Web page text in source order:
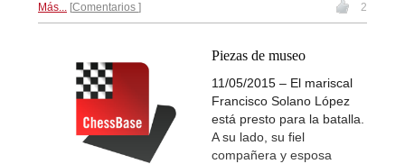
Más... Comentarios 2
Piezas de museo
11/05/2015 – El mariscal
Francisco Solano López
está presto para la batalla.
A su lado, su fiel
compañera y esposa